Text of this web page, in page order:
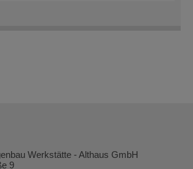
Werkstätte - Althaus GmbH
9